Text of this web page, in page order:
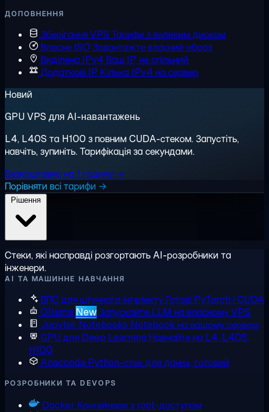
ДОПОВНЕННЯ
Зберігання VPS Тарифи з великим диском
Власне ISO Завантажте власний образ
Виділена IPv4 Ваш IP, не спільний
Додаткові IP Кілька IPv4 на сервер
Новий
GPU VPS для AI-навантажень
L4, L40S та H100 з повним CUDA-стеком. Запустіть,
навчіть, зупиніть. Тарифікація за секундами.
Безкоштовно на 1 годину →
Порівняти всі тарифи →
Стеки, які насправді розгортають AI-розробники та
інженери.
AI ТА МАШИННЕ НАВЧАННЯ
ВПС для штучного інтелектуГотові PyTorch і CUDA
Ollama NewЗапускайте LLM на власному VPS
Jupyter Notebooks Notebook на вашому сервері
GPU для Deep Learning Навчайте на L4, L40S,
H100
Anaconda Python-стек для даних, готовий
РОЗРОБНИКИ ТА DEVOPS
Docker Контейнери з root-доступом